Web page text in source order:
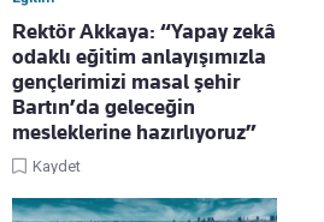
Rektör Akkaya: “Yapay zekâ
odaklı eğitim anlayışımızla
gençlerimizi masal şehir
Bartın’da geleceğin
mesleklerine hazırlıyoruz”
Kaydet